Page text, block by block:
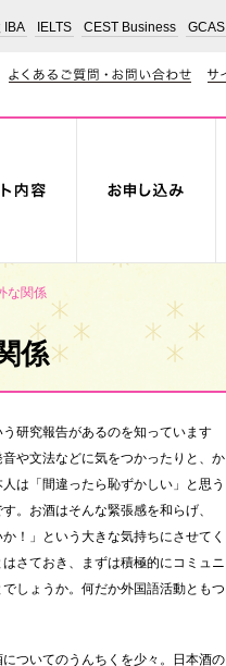
IBA IELTS CEST Business GCAS
な関係
係
研究報告があるのを知っています
や文法などに気をつかったりと、か
は「間違ったら恥ずかしい」と思う
。お酒はそんな緊張感を和らげ、
！」という大きな気持ちにさせてく
さておき、まずは積極的にコミュニ
しょうか。何だか外国語活動ともつ
ついてのうんちくを少々。日本酒の